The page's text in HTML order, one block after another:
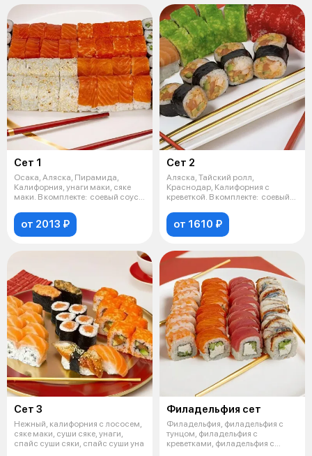
Сет 1
Осака, Аляска, Пирамида,
Калифорния, унаги маки, сяке
маки. В комплекте: соевый соус
от 2013 ₽
Сет 2
Аляска, Тайский ролл,
Краснодар, Калифорния с
креветкой. В комплекте: соевый
от 1610 ₽
Сет 3
Нежный, калифорния с лососем,
сяке маки, суши сяке, унаги,
спайс суши сяки, спайс суши уна
Филадельфия сет
Филадельфия, филадельфия с
тунцом, филадельфия с
креветками, филадельфия с